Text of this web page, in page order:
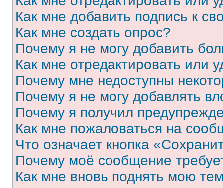
Как мне добавить подпись к
Как мне создать опрос?
Почему я не могу добавить
Как мне отредактировать или
Почему мне недоступны
Почему я не могу добавлять
Почему я получил
Как мне пожаловаться на
Что означает кнопка
Почему моё сообщение
Как мне вновь поднять мою